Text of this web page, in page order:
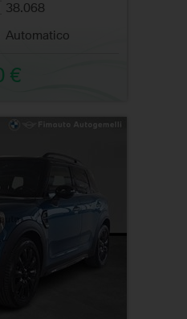
38.068
Automatico
€